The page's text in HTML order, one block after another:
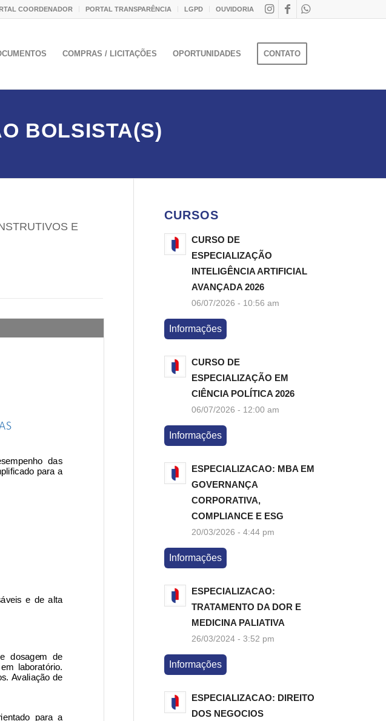
COORDENADOR PORTAL TRANSPARÊNCIA LGPD OUVIDORIA
COMPRAS / LICITAÇÕES OPORTUNIDADES CONTATO
BOLSISTA(S)
E
CURSOS
CURSO DE
ESPECIALIZAÇÃO
INTELIGÊNCIA ARTIFICIAL
AVANÇADA 2026
06/07/2026 - 10:56 am
Informações
CURSO DE
ESPECIALIZAÇÃO EM
CIÊNCIA POLÍTICA 2026
06/07/2026 - 12:00 am
Informações
ESPECIALIZACAO: MBA EM
GOVERNANÇA
CORPORATIVA,
COMPLIANCE E ESG
20/03/2026 - 4:44 pm
Informações
ESPECIALIZACAO:
TRATAMENTO DA DOR E
MEDICINA PALIATIVA
26/03/2024 - 3:52 pm
Informações
ESPECIALIZACAO: DIREITO
DOS NEGOCIOS